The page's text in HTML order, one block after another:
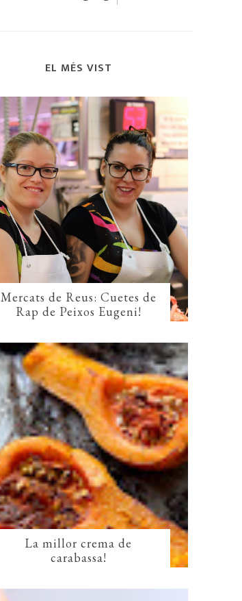
EL MÉS VIST
Mercats de Reus: Cuetes de
Rap de Peixos Eugeni!
La millor crema de
carabassa!